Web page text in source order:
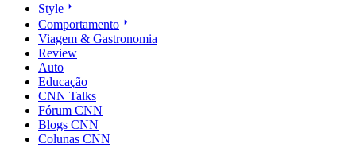
Style
Comportamento
Viagem & Gastronomia
Review
Auto
Educação
CNN Talks
Fórum CNN
Blogs CNN
Colunas CNN